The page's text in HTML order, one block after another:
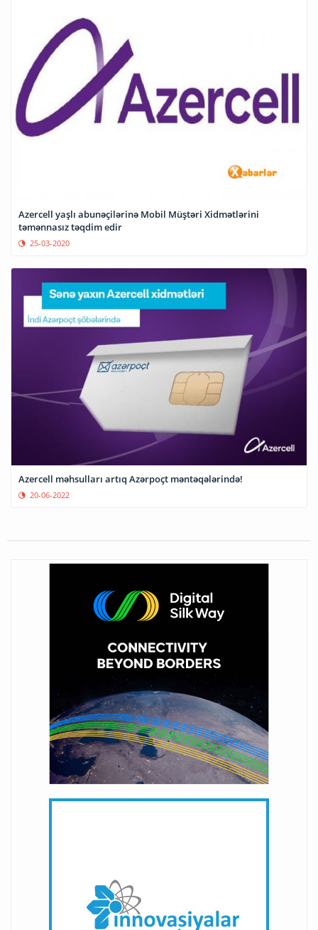
Azercell yaşlı abunəçilərinə Mobil Müştəri Xidmətlərini
təmənnasız təqdim edir
25-03-2020
Azercell məhsulları artıq Azərpoçt məntəqələrində!
20-06-2022